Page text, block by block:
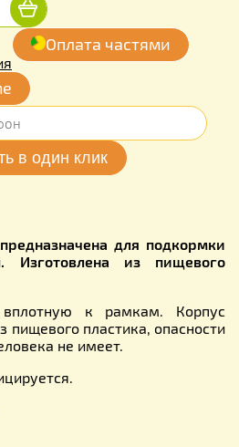
Оплата частями
для подкормки
Изготовлена из пищевого
к рамкам. Корпус
пластика, опасности
не имеет.